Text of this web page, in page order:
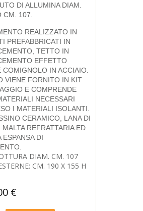
DI ALLUMINA DIAM.
CM. 107.
REALIZZATO IN
PREFABBRICATI IN
TETTO IN
EFFETTO
COMIGNOLO IN ACCIAIO.
VIENE FORNITO IN KIT
E COMPRENDE
NECESSARI
I MATERIALI ISOLANTI.
CERAMICO, LANA DI
MALTA REFRATTARIA ED
ESPANSA DI
DIAM. CM. 107
CM. 190 X 155 H
€